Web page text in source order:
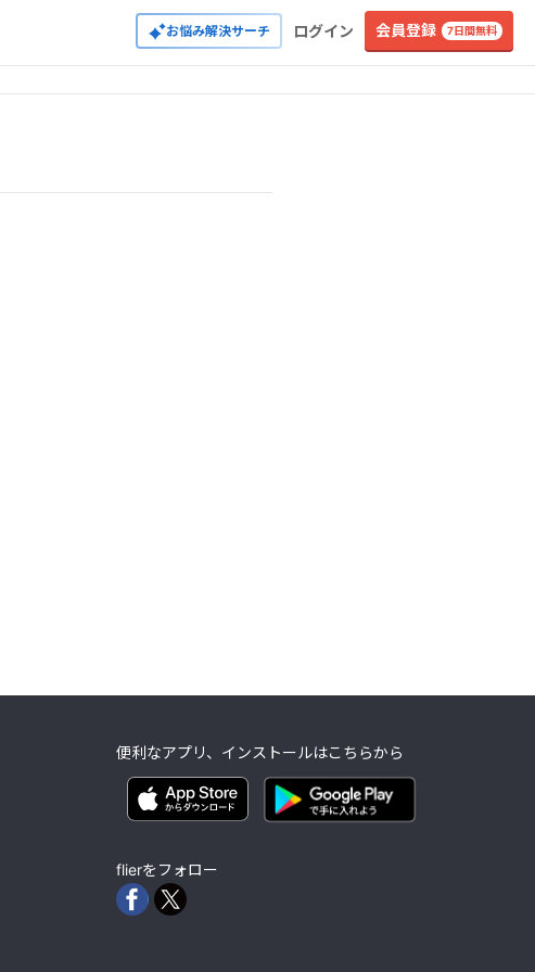
お悩み解決サーチ ログイン 会員登録 7日間無料
便利なアプリ、インストールはこちらから
flierをフォロー